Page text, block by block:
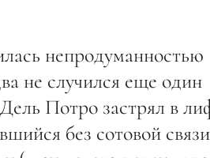
непродуманностью
не случился еще один
Потро застрял в
без сотовой связи